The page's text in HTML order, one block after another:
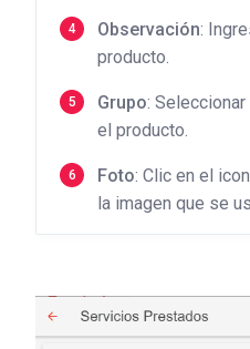
Observación:
producto.
Grupo:
el producto.
Foto: Clic en el
la imagen que se